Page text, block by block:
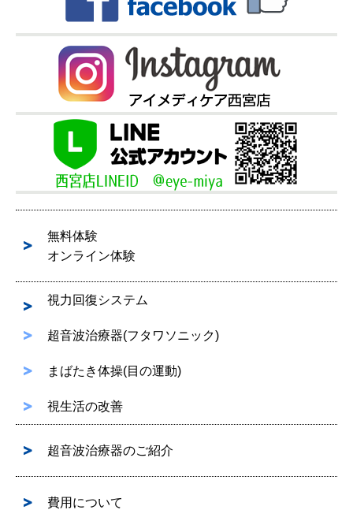
無料体験
オンライン体験
視力回復システム
超音波治療器(フタワソニック)
まばたき体操(目の運動)
視生活の改善
超音波治療器のご紹介
費用について